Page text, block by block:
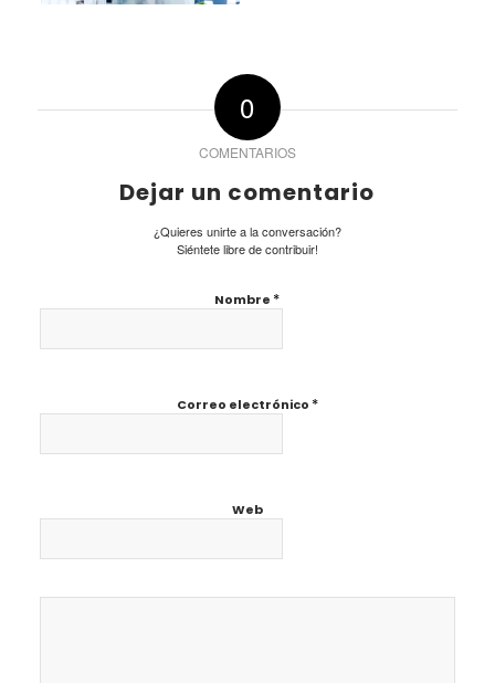
0
COMENTARIOS
Dejar un comentario
¿Quieres unirte a la conversación?
Siéntete libre de contribuir!
Nombre *
Correo electrónico *
Web